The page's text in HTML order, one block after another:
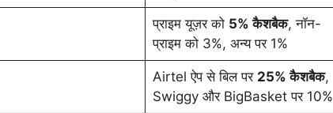
प्राइम यूज़र को 5% कैशबैक, नॉन-
प्राइम को 3%, अन्य पर 1%
Airtel ऐप से बिल पर 25% कैशबैक,
Swiggy और BigBasket पर 10%